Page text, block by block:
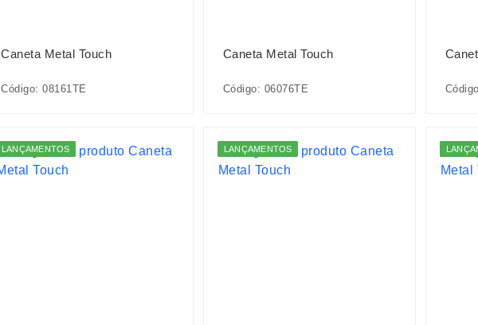
Caneta Metal Touch
Código: 08161TE
Caneta Metal Touch
Código: 06076TE
LANÇAMENTOS LANÇAMENTOS